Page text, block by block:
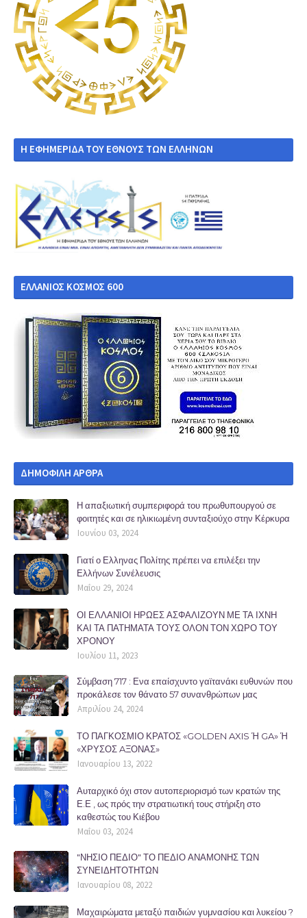
Η ΕΦΗΜΕΡΙΔΑ ΤΟΥ ΕΘΝΟΥΣ ΤΩΝ ΕΛΛΗΝΩΝ
ΕΛΛΑΝΙΟΣ ΚΟΣΜΟΣ 600
ΔΗΜΟΦΙΛΗ ΑΡΘΡΑ
Η απαξιωτική συμπεριφορά του πρωθυπουργού σε
φοιτητές και σε ηλικιωμένη συνταξιούχο στην Κέρκυρα
Ιουνίου 03, 2024
Γιατί ο Ελληνας Πολίτης πρέπει να επιλέξει την
Ελλήνων Συνέλευσις
Μαΐου 29, 2024
ΟΙ ΕΛΛΑΝΙΟΙ ΗΡΩΕΣ ΑΣΦΑΛΙΖΟΥΝ ΜΕ ΤΑ ΙΧΝΗ
ΚΑΙ ΤΑ ΠΑΤΗΜΑΤΑ ΤΟΥΣ ΟΛΟΝ ΤΟΝ ΧΩΡΟ ΤΟΥ
ΧΡΟΝΟΥ
Ιουλίου 11, 2023
Σύμβαση 717 : Ενα επαίσχυντο γαϊτανάκι ευθυνών που
προκάλεσε τον θάνατο 57 συνανθρώπων μας
Απριλίου 24, 2024
ΤΟ ΠΑΓΚΟΣΜΙΟ ΚΡΑΤΟΣ «GOLDEN AXIS Ή GA» Ή
«ΧΡΥΣΟΣ AΞΟΝΑΣ»
Ιανουαρίου 13, 2022
Αυταρχικό όχι στον αυτοπεριορισμό των κρατών της
Ε.Ε , ως πρός την στρατιωτική τους στήριξη στο
καθεστώς του Κιέβου
Μαΐου 03, 2024
"ΝΗΣΙΟ ΠΕΔΙΟ" ΤΟ ΠΕΔΙΟ ΑΝΑΜΟΝΗΣ ΤΩΝ
ΣΥΝΕΙΔΗΤΟΤΗΤΩΝ
Ιανουαρίου 08, 2022
Μαχαιρώματα μεταξύ παιδιών γυμνασίου και λυκείου ?